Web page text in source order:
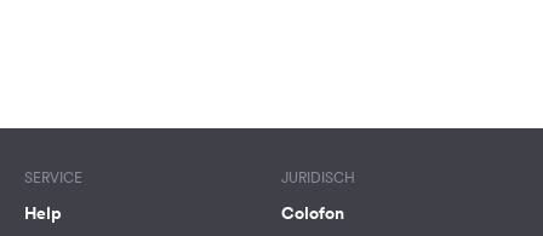
SERVICE
Help
JURIDISCH
Colofon